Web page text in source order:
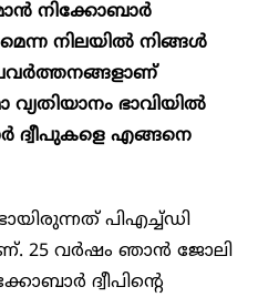
നിക്കോബാർ
നിലയിൽ നിങ്ങൾ
ഭാവിയിൽ
എങ്ങനെ
പിഎച്ച്‌ഡി
25 വർഷം ഞാൻ ജോലി
ദ്വീപിന്റെ